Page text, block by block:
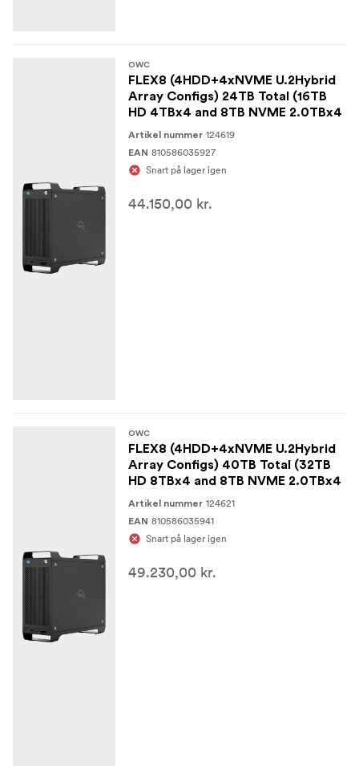
OWC
FLEX8 (4HDD+4xNVME U.2Hybrid
Array Configs) 24TB Total (16TB
HD 4TBx4 and 8TB NVME 2.0TBx4
Artikel nummer 124619
EAN 810586035927
Snart på lager igen
44.150,00 kr.
OWC
FLEX8 (4HDD+4xNVME U.2Hybrid
Array Configs) 40TB Total (32TB
HD 8TBx4 and 8TB NVME 2.0TBx4
Artikel nummer 124621
EAN 810586035941
Snart på lager igen
49.230,00 kr.